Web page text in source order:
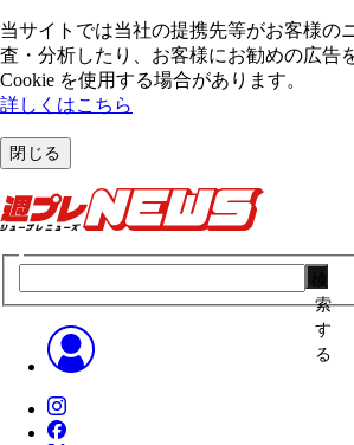
当サイトでは当社の提携先等がお客様の
査・分析したり、お客様にお勧めの広告
Cookie を使⽤する場合があります。
詳しくはこちら
閉じる
索
す
る